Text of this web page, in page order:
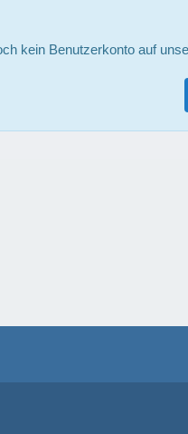
kein Benutzerkonto auf